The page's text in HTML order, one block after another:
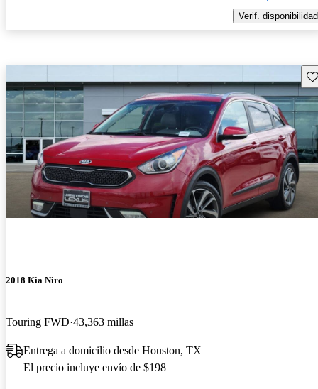
Verif. disponibilidad
2018 Kia Niro
Touring FWD 43,363 millas
Entrega a domicilio desde Houston, TX
El precio incluye envío de $198